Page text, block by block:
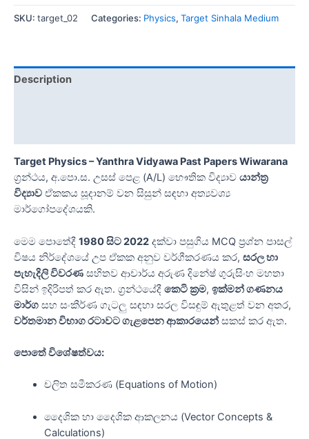
SKU: target_02 Categories: Physics, Target Sinhala Medium
Description
Target Physics – Yanthra Vidyawa Past Papers Wiwarana
ග්‍රන්ථය, අ.පො.ස. උසස් පෙළ (A/L) භෞතික විද්‍යාව යාන්ත්‍ර
විද්‍යාව ඒකකය සූදානම් වන සිසුන් සඳහා අත්‍යවශ්‍ය
මාර්ගෝපදේශයකි.
මෙම පොතේදී 1980 සිට 2022 දක්වා පසුගිය MCQ ප්‍රශ්න පාසල්
විෂය නිර්දේශයේ උප ඒකක අනුව වර්ගීකරණය කර, සරල හා
පැහැදිලි විවරණ සහිතව ආචාර්ය අරුණ දිනේෂ් ගුරුසිංහ මහතා
විසින් ඉදිරිපත් කර ඇත. ග්‍රන්ථයේදී කෙටි ක්‍රම, ඉක්මන් ගණනය
මාර්ග සහ සංකීර්ණ ගැටලු සඳහා සරල විසඳුම් ඇතුළත් වන අතර,
වර්තමාන විභාග රටාවට ගැළපෙන ආකාරයෙන් සකස් කර ඇත.
පොතේ විශේෂත්වය:
චලිත සමීකරණ (Equations of Motion)
දෛශික හා දෛශික ආකලනය (Vector Concepts &
Calculations)